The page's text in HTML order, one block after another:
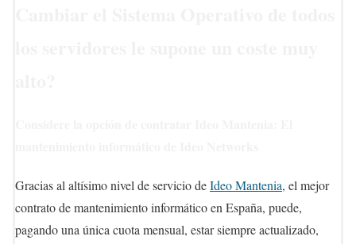
Gracias al altísimo nivel de servicio deIdeo Mantenia, el mejor
contrato de mantenimiento informático en España, puede,
pagando una única cuota mensual, estar siempre actualizado,